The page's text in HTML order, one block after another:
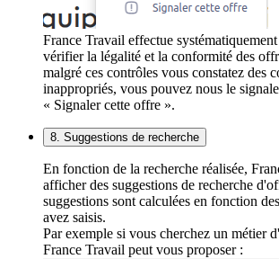
France Travail effectue
vérifier la légalité et la conformité des
malgré ces contrôles vous constatez des
inappropriés, vous pouvez nous le
« Signaler cette offre ».
8. Suggestions de recherche
En fonction de la recherche réalisée,
afficher des suggestions de recherche
suggestions sont calculées en fonction
avez saisis.
Par exemple si vous cherchez un métier
France Travail peut vous proposer :